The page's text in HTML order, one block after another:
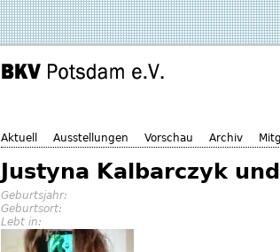
Aktuell Ausstellungen Vorschau Archiv
Justyna Kalbarczyk
Geburtsjahr:
Geburtsort:
Lebt in: